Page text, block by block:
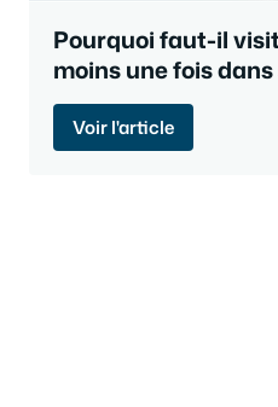
Pourquoi faut-il
moins une fois dans
Voir l'article